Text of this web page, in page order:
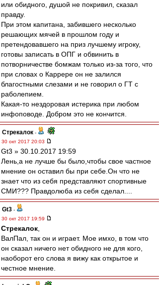
или обидного, душой не покривил, сказал
правду.
При этом капитана, забившего несколько
решающих мячей в прошлом году и
претендовавшего на приз лучшему игроку,
готовы записать в ОПГ и обвинить в
потворничестве бомжам только из-за того, что
при словах о Каррере он не залился
благостными слезами и не говорил о ГТ с
раболепием.
Какая-то нездоровая истерика при любом
инфоповоде. Добром это не кончится.
Стрекалок -
30 окт 2017 20:03
Gt3 » 30.10.2017 19:59
Лень,а не лучше бы было,чтобы свое частное
мнение он оставил бы при себе.Он что не
знает что из себя представляют спортивные
СМИ??? Правдолюба из себя сделал....
Gt3 -
30 окт 2017 19:59
Стрекалок
ВалПал, так он и играет. Мое имхо, в том что
он сказал ничего нет обидного не для кого,
наоборот его слова я вижу как открытое и
честное мнение.